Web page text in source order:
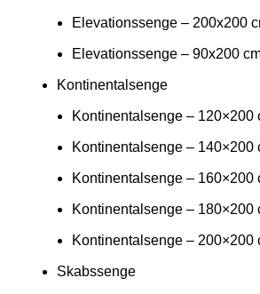
Elevationssenge – 200x200
Elevationssenge – 90x200
Kontinentalsenge
Kontinentalsenge – 120×200
Kontinentalsenge – 140×200
Kontinentalsenge – 160×200
Kontinentalsenge – 180×200
Kontinentalsenge – 200×200
Skabssenge